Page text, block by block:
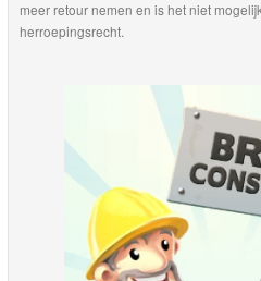
meer retour nemen en is het niet
herroepingsrecht.